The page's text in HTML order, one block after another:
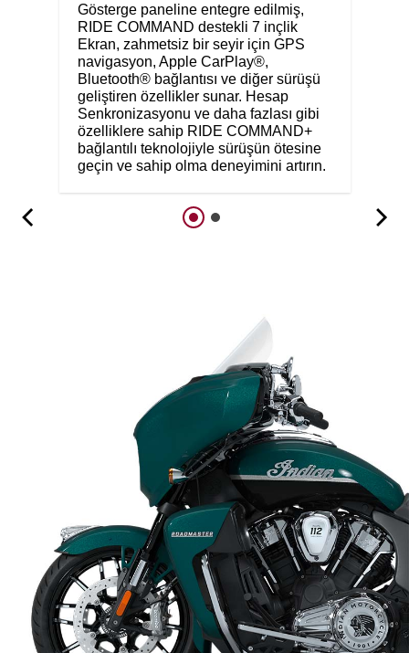
Gösterge paneline entegre edilmiş,
RIDE COMMAND destekli 7 inçlik
Ekran, zahmetsiz bir seyir için GPS
navigasyon, Apple CarPlay®,
Bluetooth® bağlantısı ve diğer sürüşü
geliştiren özellikler sunar. Hesap
Senkronizasyonu ve daha fazlası gibi
özelliklere sahip RIDE COMMAND+
bağlantılı teknolojiyle sürüşün ötesine
geçin ve sahip olma deneyimini artırın.